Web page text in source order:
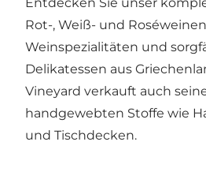
Rot-, Weiß- und
Weinspezialitäten und
Delikatessen aus
Vineyard verkauft auch
handgewebten Stoffe wie
und Tischdecken.